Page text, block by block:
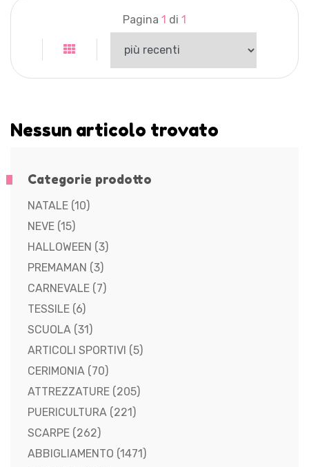
Pagina 1 di 1
Nessun articolo trovato
Categorie prodotto
NATALE (10)
NEVE (15)
HALLOWEEN (3)
PREMAMAN (3)
CARNEVALE (7)
TESSILE (6)
SCUOLA (31)
ARTICOLI SPORTIVI (5)
CERIMONIA (70)
ATTREZZATURE (205)
PUERICULTURA (221)
SCARPE (262)
ABBIGLIAMENTO (1471)